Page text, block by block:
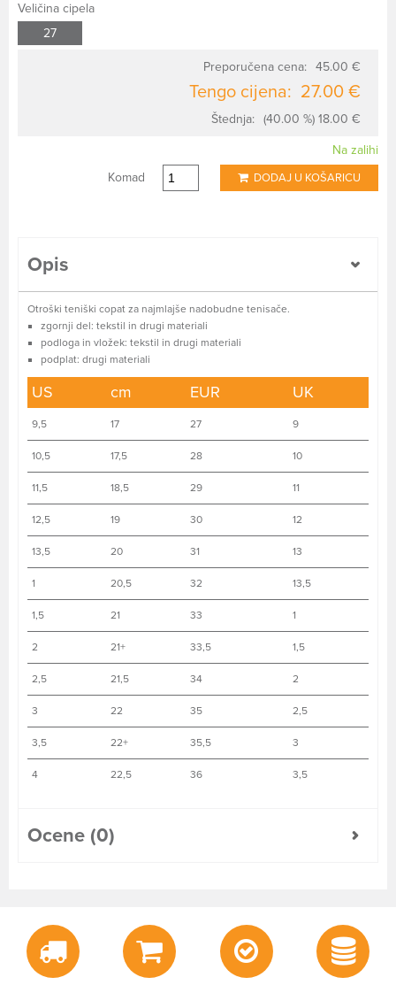
Veličina cipela
27
Preporučena cena: 45.00 €
Tengo cijena: 27.00 €
Štednja: (40.00 %) 18.00 €
Na zalihi
Komad
DODAJ U KOŠARICU
Opis
Otroški teniški copat za najmlajše nadobudne tenisače.
zgornji del: tekstil in drugi materiali
podloga in vložek: tekstil in drugi materiali
podplat: drugi materiali
US cm EUR UK
9,5 17 27 9
10,5 17,5 28 10
11,5 18,5 29 11
12,5 19 30 12
13,5 20 31 13
1 20,5 32 13,5
1,5 21 33 1
2 21+ 33,5 1,5
2,5 21,5 34 2
3 22 35 2,5
3,5 22+ 35,5 3
4 22,5 36 3,5
Ocene (0)